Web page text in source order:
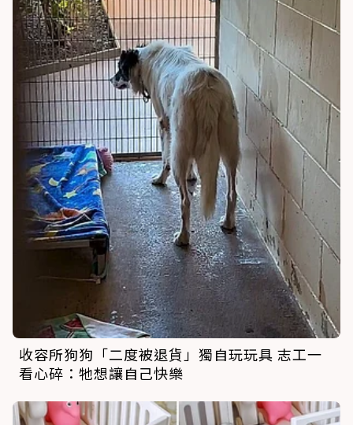
收容所狗狗「二度被退貨」獨自玩玩具 志工一
看心碎：牠想讓自己快樂